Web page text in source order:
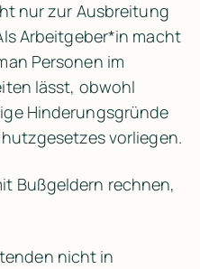
nur zur Ausbreitung
Arbeitgeber*in macht
Personen im
lässt, obwohl
Hinderungsgründe
vorliegen.
Bußgeldern rechnen,
nicht in